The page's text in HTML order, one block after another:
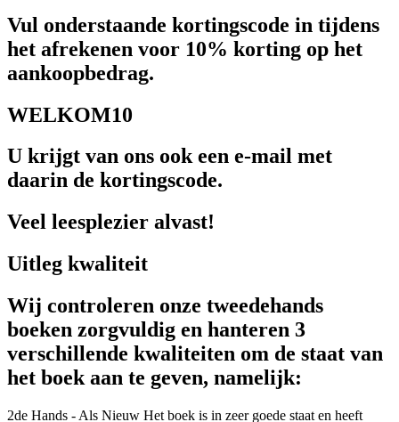
Vul onderstaande kortingscode in tijdens
het afrekenen voor 10% korting op het
aankoopbedrag.
WELKOM10
U krijgt van ons ook een e-mail met
daarin de kortingscode.
Veel leesplezier alvast!
Uitleg kwaliteit
Wij controleren onze tweedehands
boeken zorgvuldig en hanteren 3
verschillende kwaliteiten om de staat van
het boek aan te geven, namelijk:
2de Hands - Als Nieuw Het boek is in zeer goede staat en heeft